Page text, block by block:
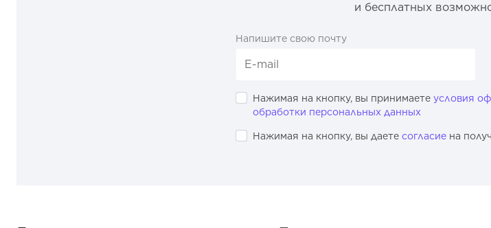
и бесплатных
Напишите свою почту
Нажимая на кнопку, вы принимаете условия
обработки персональных данных
Нажимая на кнопку, вы даете согласие на